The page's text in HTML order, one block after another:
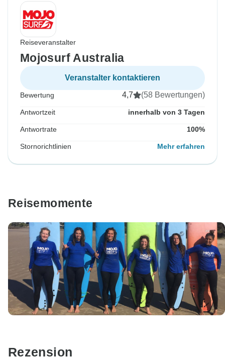
Reiseveranstalter
Mojosurf Australia
Veranstalter kontaktieren
Bewertung 4,7 (58 Bewertungen)
Antwortzeit innerhalb von 3 Tagen
Antwortrate 100%
Stornorichtlinien Mehr erfahren
Reisemomente
Rezension